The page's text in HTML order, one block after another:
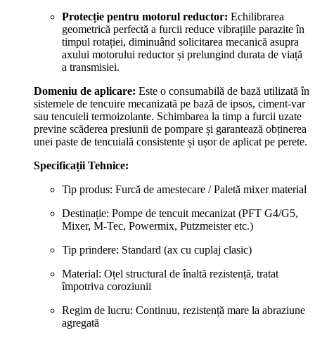
Protecție pentru motorul reductor: Echilibrarea
geometrică perfectă a furcii reduce vibrațiile parazite în
timpul rotației, diminuând solicitarea mecanică asupra
axului motorului reductor și prelungind durata de viață
a transmisiei.
Domeniu de aplicare: Este o consumabilă de bază utilizată în
sistemele de tencuire mecanizată pe bază de ipsos, ciment-var
sau tencuieli termoizolante. Schimbarea la timp a furcii uzate
previne scăderea presiunii de pompare și garantează obținerea
unei paste de tencuială consistente și ușor de aplicat pe perete.
Specificații Tehnice:
Tip produs: Furcă de amestecare / Paletă mixer material
Destinație: Pompe de tencuit mecanizat (PFT G4/G5,
Mixer, M-Tec, Powermix, Putzmeister etc.)
Tip prindere: Standard (ax cu cuplaj clasic)
Material: Oțel structural de înaltă rezistență, tratat
împotriva coroziunii
Regim de lucru: Continuu, rezistență mare la abraziune
agregată